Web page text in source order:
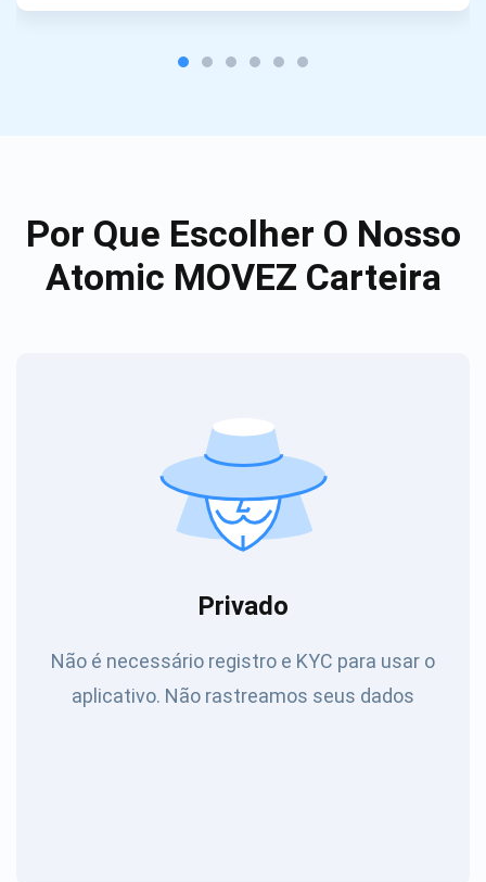
Por Que Escolher O Nosso
Atomic MOVEZ Carteira
Privado
Não é necessário registro e KYC para usar o
aplicativo. Não rastreamos seus dados